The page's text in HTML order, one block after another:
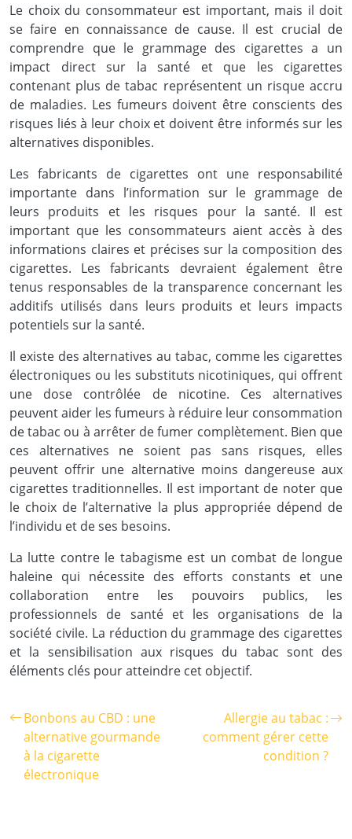
Le choix du consommateur est important, mais il doit
se faire en connaissance de cause. Il est crucial de
comprendre que le grammage des cigarettes a un
impact direct sur la santé et que les cigarettes
contenant plus de tabac représentent un risque accru
de maladies. Les fumeurs doivent être conscients des
risques liés à leur choix et doivent être informés sur les
alternatives disponibles.
Les fabricants de cigarettes ont une responsabilité
importante dans l’information sur le grammage de
leurs produits et les risques pour la santé. Il est
important que les consommateurs aient accès à des
informations claires et précises sur la composition des
cigarettes. Les fabricants devraient également être
tenus responsables de la transparence concernant les
additifs utilisés dans leurs produits et leurs impacts
potentiels sur la santé.
Il existe des alternatives au tabac, comme les cigarettes
électroniques ou les substituts nicotiniques, qui offrent
une dose contrôlée de nicotine. Ces alternatives
peuvent aider les fumeurs à réduire leur consommation
de tabac ou à arrêter de fumer complètement. Bien que
ces alternatives ne soient pas sans risques, elles
peuvent offrir une alternative moins dangereuse aux
cigarettes traditionnelles. Il est important de noter que
le choix de l’alternative la plus appropriée dépend de
l’individu et de ses besoins.
La lutte contre le tabagisme est un combat de longue
haleine qui nécessite des efforts constants et une
collaboration entre les pouvoirs publics, les
professionnels de santé et les organisations de la
société civile. La réduction du grammage des cigarettes
et la sensibilisation aux risques du tabac sont des
éléments clés pour atteindre cet objectif.
Bonbons au CBD : une
alternative gourmande
à la cigarette
électronique
Allergie au tabac :
comment gérer cette
condition ?